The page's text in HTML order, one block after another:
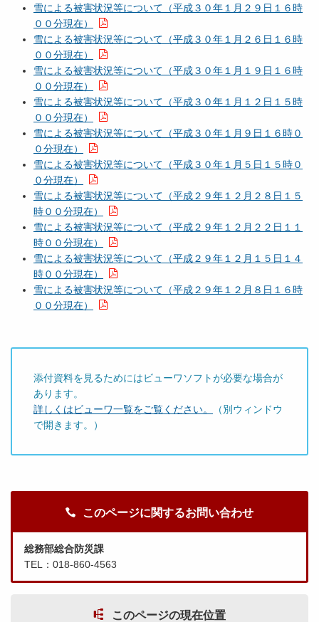
雪による被害状況等について（平成３０年１月２９日１６時
００分現在）
雪による被害状況等について（平成３０年１月２６日１６時
００分現在）
雪による被害状況等について（平成３０年１月１９日１６時
００分現在）
雪による被害状況等について（平成３０年１月１２日１５時
００分現在）
雪による被害状況等について（平成３０年１月９日１６時０
０分現在）
雪による被害状況等について（平成３０年１月５日１５時０
０分現在）
雪による被害状況等について（平成２９年１２月２８日１５
時００分現在）
雪による被害状況等について（平成２９年１２月２２日１１
時００分現在）
雪による被害状況等について（平成２９年１２月１５日１４
時００分現在）
雪による被害状況等について（平成２９年１２月８日１６時
００分現在）
添付資料を見るためにはビューワソフトが必要な場合が
あります。
詳しくはビューワ一覧をご覧ください。
（別ウィンドウ
で開きます。）
このページに関するお問い合わせ
総務部総合防災課
TEL：018-860-4563
このページの現在位置